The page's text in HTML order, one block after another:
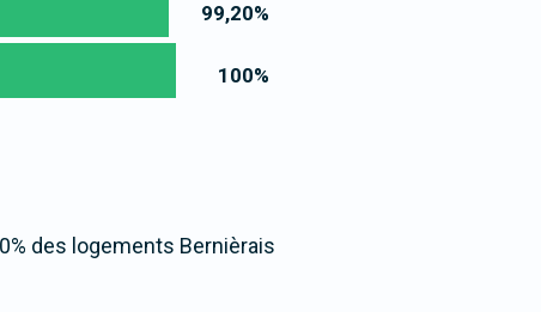
99,20%
100%
des logements Bernièrais